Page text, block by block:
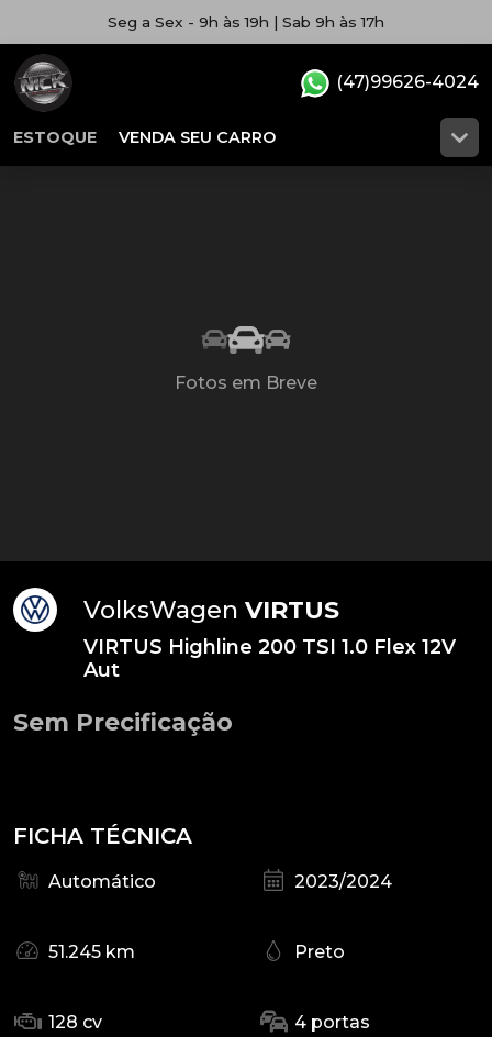
Seg a Sex - 9h às 19h | Sab 9h às 17h
ESTOQUE VENDA SEU CARRO
(47)99626-4024
Fotos em Breve
VolksWagen VIRTUS
VIRTUS Highline 200 TSI 1.0 Flex 12V
Aut
Sem Precificação
FICHA TÉCNICA
Automático 2023/2024
51.245 km Preto
128 cv 4 portas